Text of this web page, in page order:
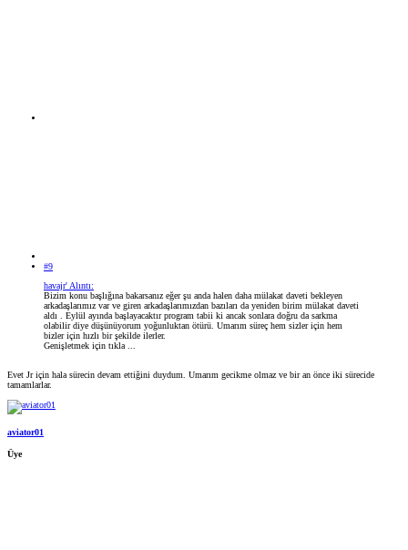
#9
havajr' Alıntı:
Bizim konu başlığına bakarsanız eğer şu anda halen daha mülakat daveti bekleyen
arkadaşlarımız var ve giren arkadaşlarımızdan bazıları da yeniden birim mülakat daveti
aldı . Eylül ayında başlayacaktır program tabii ki ancak sonlara doğru da sarkma
olabilir diye düşünüyorum yoğunluktan ötürü. Umarım süreç hem sizler için hem
bizler için hızlı bir şekilde ilerler.
Genişletmek için tıkla ...
Evet Jr için hala sürecin devam ettiğini duydum. Umarım gecikme olmaz ve bir an önce iki sürecide
tamamlarlar.
aviator01
Üye